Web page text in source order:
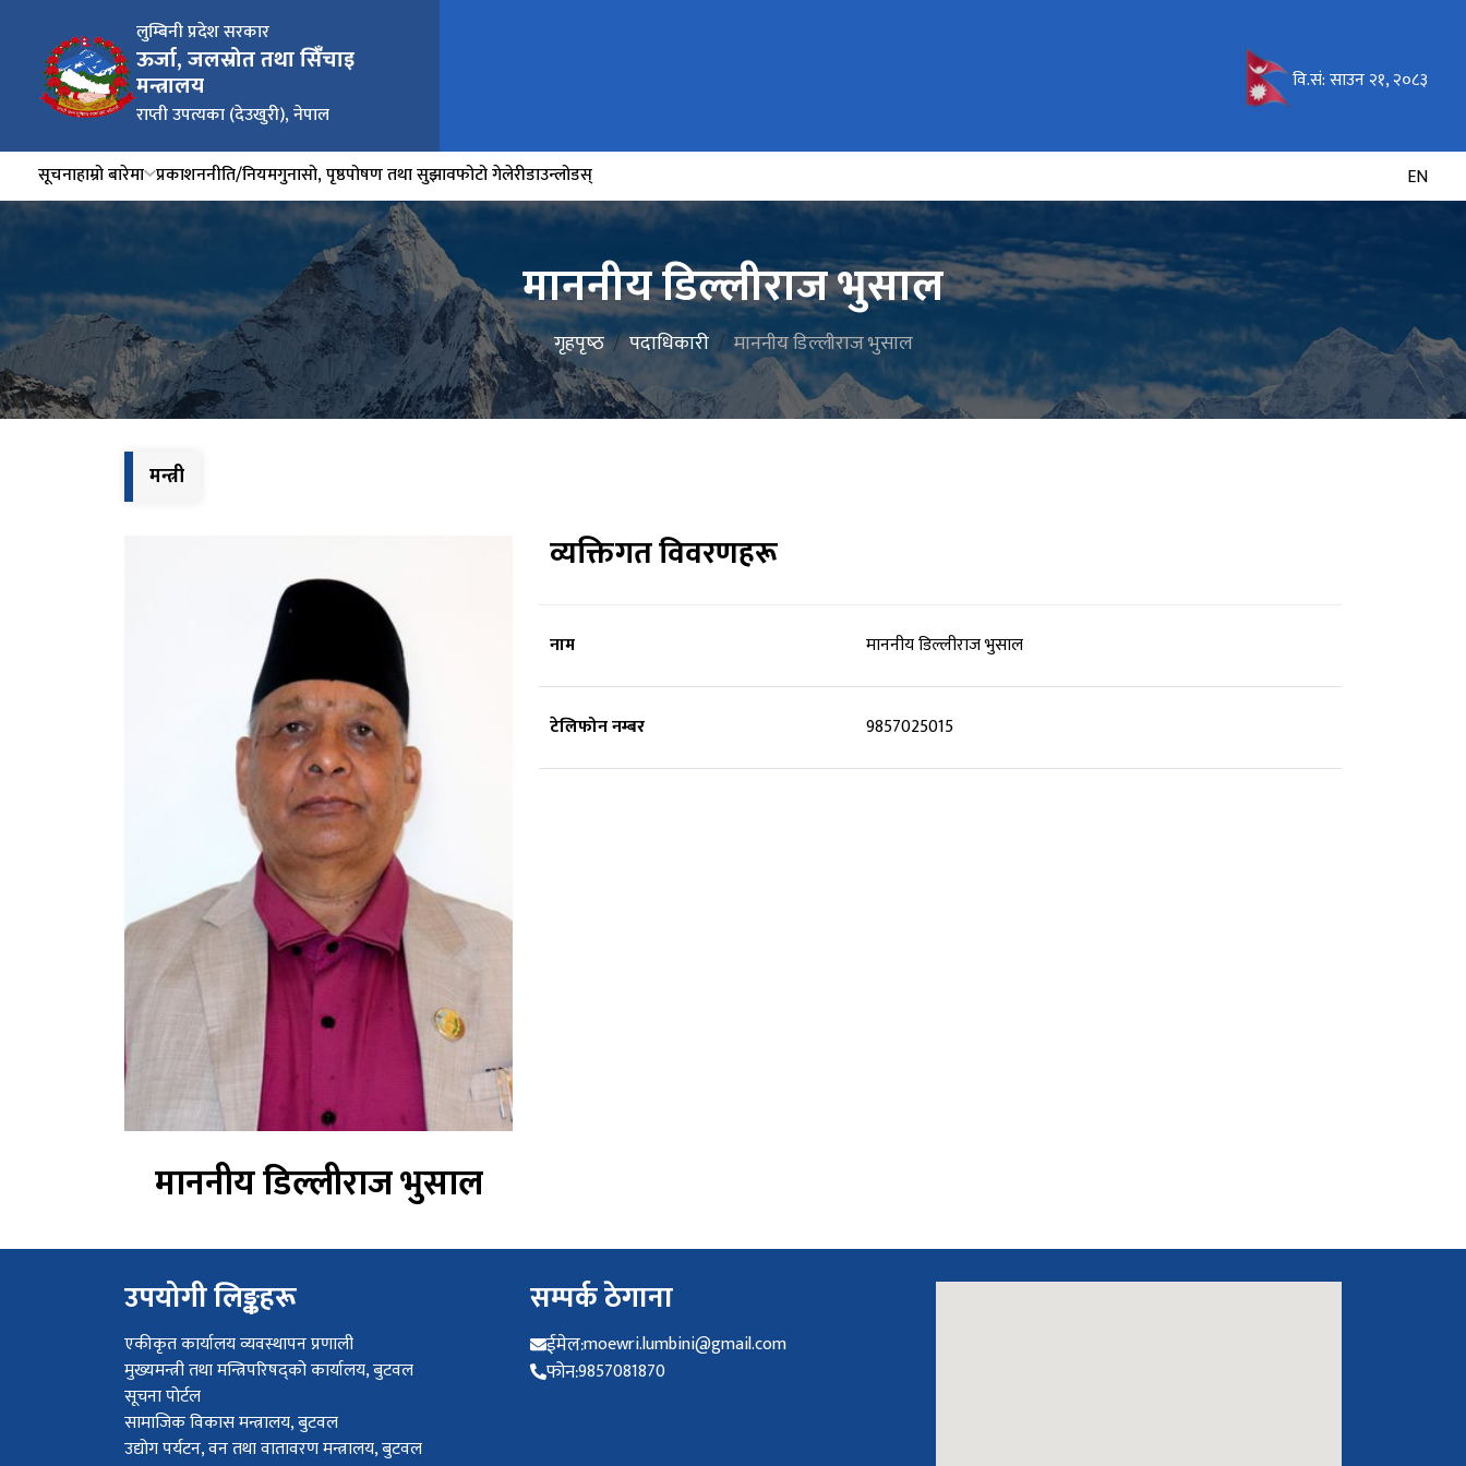
लुम्बिनी प्रदेश सरकार
ऊर्जा, जलस्रोत तथा सिंँचाइ
मन्त्रालय
राप्ती उपत्यका (देउखुरी), नेपाल
वि.सं:साउन २१, २०८३
सूचनाहाम्रो बारेमा प्रकाशननीति/नियमगुनासो, पृष्ठपोषण तथा सुझावफोटो गेलेरीडाउन्लोडस् EN
माननीय डिल्लीराज भुसाल
गृहपृष्‍ठ पदाधिकारी माननीय डिल्लीराज भुसाल
मन्त्री
माननीय डिल्लीराज भुसाल
व्यक्तिगत विवरणहरू
नाम माननीय डिल्लीराज भुसाल
टेलिफोन नम्बर 9857025015
उपयोगी लिङ्कहरू
एकीकृत कार्यालय व्यवस्थापन प्रणाली
मुख्यमन्त्री तथा मन्त्रिपरिषद्को कार्यालय, बुटवल
सूचना पोर्टल
सामाजिक विकास मन्त्रालय, बुटवल
उद्योग पर्यटन, वन तथा वातावरण मन्त्रालय, बुटवल
सम्पर्क ठेगाना
ईमेल:moewri.lumbini@gmail.com
फोन:9857081870